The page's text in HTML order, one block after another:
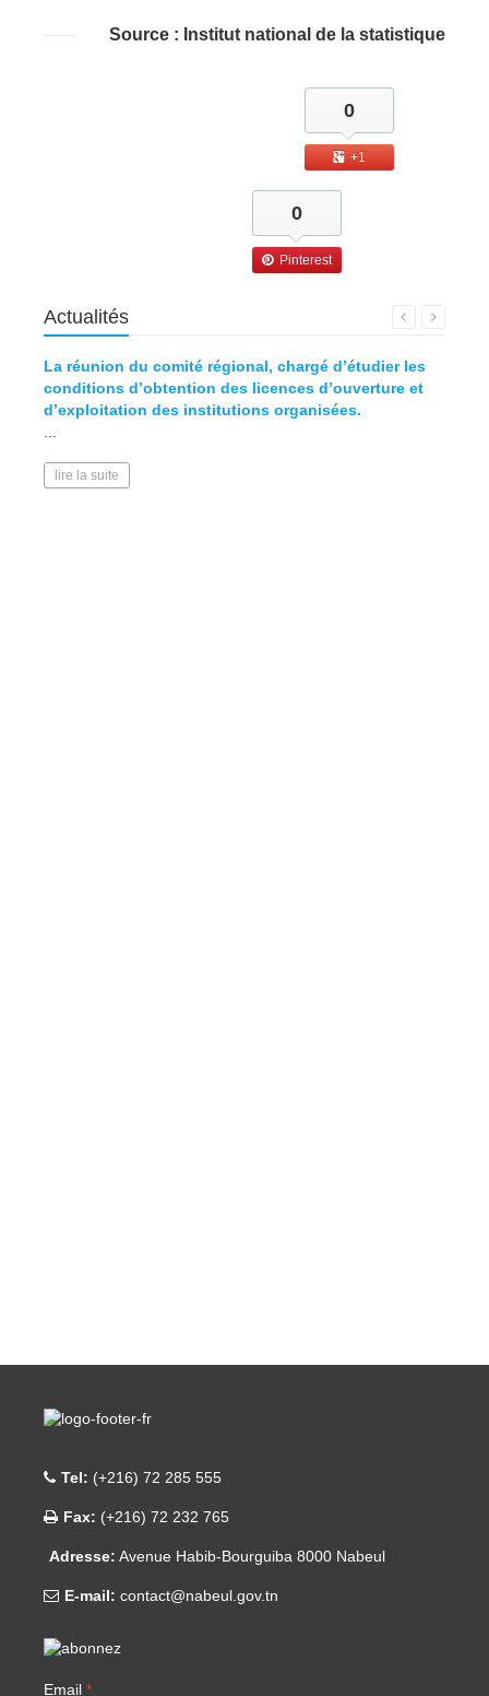
Source : Institut national de la statistique
0
+1
0
Pinterest
Actualités
La réunion du comité régional, chargé d’étudier les
conditions d’obtention des licences d’ouverture et
d’exploitation des institutions organisées.
lire la suite
Tel: (+216) 72 285 555
Fax: (+216) 72 232 765
Adresse: Avenue Habib-Bourguiba 8000 Nabeul
E-mail: contact@nabeul.gov.tn
Email *